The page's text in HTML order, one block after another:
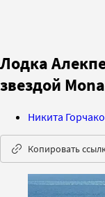
Лодка
звездой
Никита
Копировать